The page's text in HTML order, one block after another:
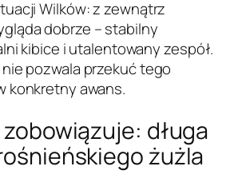
Wilków: z zewnątrz
dobrze – stabilny
kibice i utalentowany zespół.
pozwala przekuć tego
konkretny awans.
długa
żużla